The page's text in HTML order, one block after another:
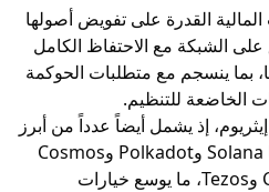
القدرة على تفويض أصولها
الشبكة مع الاحتفاظ الكامل
بما ينسجم مع متطلبات الحوكمة
الخاضعة للتنظيم.
إذ يشمل أيضاً عدداً من أبرز
شبكات إثبات الحصة، من بينها Solana وPolkadot وCosmos
وNEAR Protocol وCardano وTezos، ما يوسع خيارات